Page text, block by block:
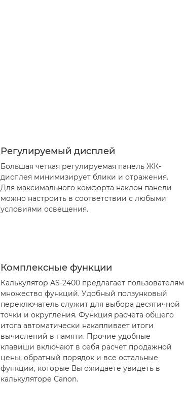
Регулируемый дисплей
Большая четкая регулируемая панель ЖК-
дисплея минимизирует блики и отражения.
Для максимального комфорта наклон панели
можно настроить в соответствии с любыми
условиями освещения.
Комплексные функции
Калькулятор AS-2400 предлагает пользователям
множество функций. Удобный ползунковый
переключатель служит для выбора десятичной
точки и округления. Функция расчёта общего
итога автоматически накапливает итоги
вычислений в памяти. Прочие удобные
клавиши включают в себя расчет продажной
цены, обратный порядок и все остальные
функции, которые Вы ожидаете увидеть в
калькуляторе Canon.